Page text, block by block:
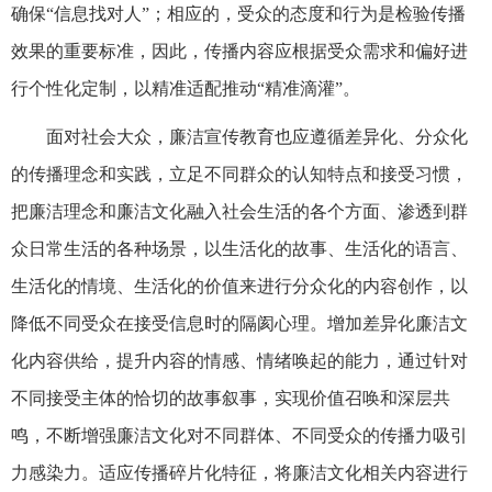
确保“信息找对人”；相应的，受众的态度和行为是检验传播
效果的重要标准，因此，传播内容应根据受众需求和偏好进
行个性化定制，以精准适配推动“精准滴灌”。
面对社会大众，廉洁宣传教育也应遵循差异化、分众化
的传播理念和实践，立足不同群众的认知特点和接受习惯，
把廉洁理念和廉洁文化融入社会生活的各个方面、渗透到群
众日常生活的各种场景，以生活化的故事、生活化的语言、
生活化的情境、生活化的价值来进行分众化的内容创作，以
降低不同受众在接受信息时的隔阂心理。增加差异化廉洁文
化内容供给，提升内容的情感、情绪唤起的能力，通过针对
不同接受主体的恰切的故事叙事，实现价值召唤和深层共
鸣，不断增强廉洁文化对不同群体、不同受众的传播力吸引
力感染力。适应传播碎片化特征，将廉洁文化相关内容进行